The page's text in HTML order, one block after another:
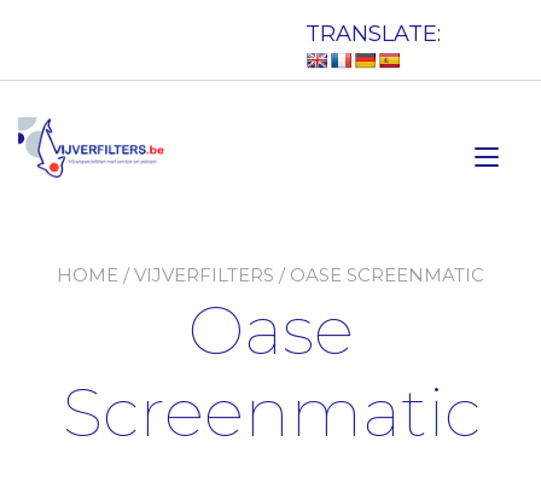
TRANSLATE:
HOME /VIJVERFILTERS / OASE SCREENMATIC
Oase
Screenmatic